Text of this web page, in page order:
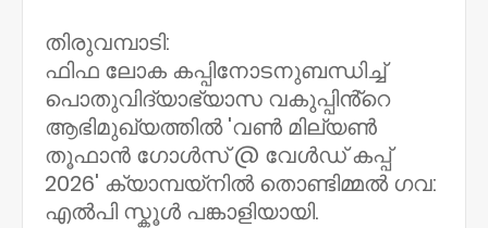
തിരുവമ്പാടി:
ഫിഫ ലോക കപ്പിനോടനുബന്ധിച്ച്
പൊതുവിദ്യാഭ്യാസ വകുപ്പിൻ്റെ
ആഭിമുഖ്യത്തിൽ 'വൺ മില്യൺ
തൂഫാൻ ഗോൾസ് @ വേൾഡ് കപ്പ്
2026' ക്യാമ്പയ്നിൽ തൊണ്ടിമ്മൽ ഗവ:
എൽപി സ്കൂൾ പങ്കാളിയായി.